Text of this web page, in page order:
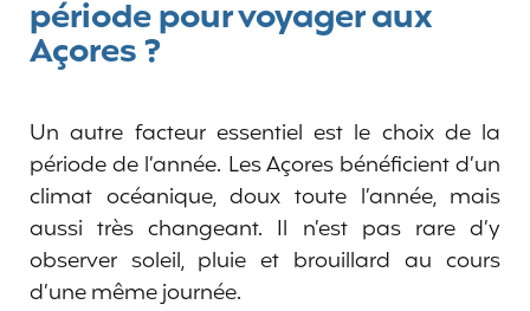
période pour voyager aux
Açores ?
Un autre facteur essentiel est le choix de la
période de l’année. Les Açores bénéficient d’un
climat océanique, doux toute l’année, mais
aussi très changeant. Il n’est pas rare d’y
observer soleil, pluie et brouillard au cours
d’une même journée.